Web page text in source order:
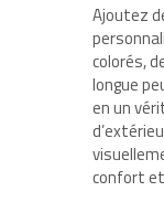
Ajoutez
colorés,
longue
en un
confort